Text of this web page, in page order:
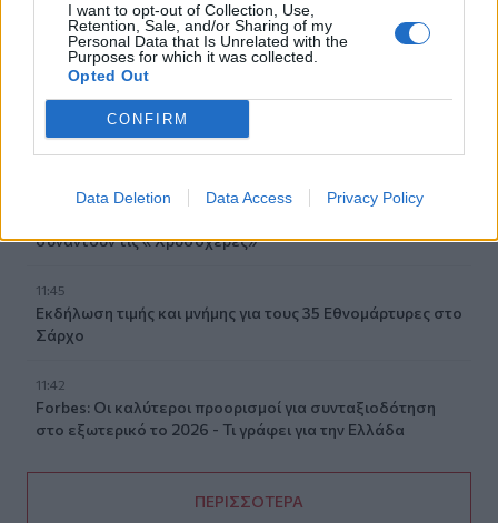
I want to opt-out of Collection, Use,
Retention, Sale, and/or Sharing of my
Personal Data that Is Unrelated with the
Purposes for which it was collected.
Opted Out
CONFIRM
Data Deletion Data Access Privacy Policy
Πάτρα: Παιδί 2,5 χρόνων έπεσε από μπαλκόνι - Δέντρο
του έσωσε τη ζωή
11:50
Ηράκλειο: Στο επίκεντρο έργα, Βικελαία και «έξυπνη
συναντούν τις « Χρυσοχέρες»
11:45
Εκδήλωση τιμής και μνήμης για τους 35 Εθνομάρτυρες στο
Σάρχο
11:42
Forbes: Οι καλύτεροι προορισμοί για συνταξιοδότηση
στο εξωτερικό το 2026 - Τι γράφει για την Ελλάδα
ΠΕΡΙΣΣΟΤΕΡΑ